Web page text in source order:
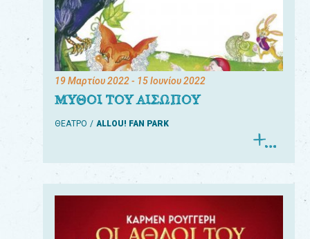
19 Μαρτίου 2022- 15 Ιουνίου 2022
ΜΥΘΟΙ ΤΟΥ ΑΙΣΩΠΟΥ
ΘΕΑΤΡΟ ALLOU! FAN PARK